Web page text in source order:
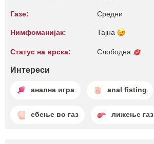
Газе: Средни
Нимфоманијак: Тајна
Статус на врска: Слободна
Интереси
анална игра anal fisting
ебење во газ лижење газ